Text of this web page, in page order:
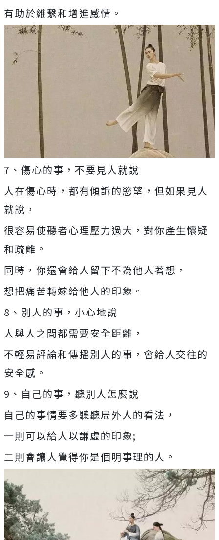
有助於維繫和增進感情。
7、傷心的事，不要見人就說
人在傷心時，都有傾訴的慾望，但如果見人
就說，
很容易使聽者心理壓力過大，對你產生懷疑
和疏離。
同時，你還會給人留下不為他人著想，
想把痛苦轉嫁給他人的印象。
8、別人的事，小心地說
人與人之間都需要安全距離，
不輕易評論和傳播別人的事，會給人交往的
安全感。
9、自己的事，聽別人怎麼說
自己的事情要多聽聽局外人的看法，
一則可以給人以謙虛的印象;
二則會讓人覺得你是個明事理的人。